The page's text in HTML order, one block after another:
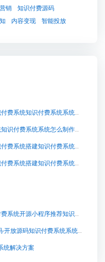
销
知识付费源码
内容变现 智能投放
邯郸在线知识付费系统【邯郸在线知识付费系统知识付费系统系统怎么制作，知识付费系统搭建使用教程】
全套知识付费系统【全套知识付费系统知识付费系统系统怎么制作，知识付费系统搭建使用教程】
甘肃省知识付费系统搭建【甘肃省知识付费系统搭建知识付费系统系统怎么制作，知识付费系统搭建使用教程】
吉林省知识付费系统搭建【吉林省知识付费系统搭建知识付费系统系统怎么制作，知识付费系统搭建使用教程】
知识付费系统开源小程序推荐【知识付费系统开源小程序推荐知识付费系统系统怎么制作，知识付费系统搭建使用教程】
知识付费源码-开放源码【知识付费源码-开放源码知识付费系统系统怎么制作，知识付费系统搭建使用教程】
统解决方案